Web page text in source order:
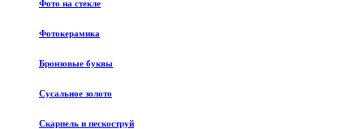
Фото на стекле
Фотокерамика
Бронзовые буквы
Сусальное золото
Скарпель и пескоструй